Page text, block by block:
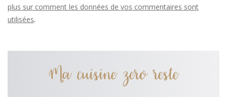
plus sur comment les données de vos commentaires sont
utilisées.
Ma cuisine zero reste